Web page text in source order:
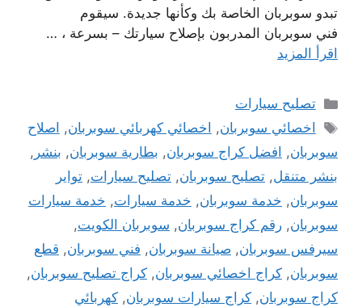
تبدو سوبربان الخاصة بك وكأنها جديدة. سيقوم
فني سوبربان المدربون بإصلاح سيارتك – بسرعة ، …
اقرأ المزيد
التصنيفات
تصليح سيارات
الوسوم
اخصائي سوبربان, اخصائي كهربائي سوبربان, اصلاح
سوبربان, افضل كراج سوبربان, بطارية سوبربان, بنشر ,
بنشر متنقل, تصليح سوبربان, تصليح سيارات, تواير
سوبربان, خدمة سوبربان, خدمة سيارات, خدمة سيارات
سوبربان, رقم كراج سوبربان, سوبربان الكويت,
سيرفس سوبربان, صيانة سوبربان, فني سوبربان, قطع
سوبربان, كراج اخصائي سوبربان, كراج تصليح سوبربان,
كراج سوبربان, كراج سيارات سوبربان, كهربائي